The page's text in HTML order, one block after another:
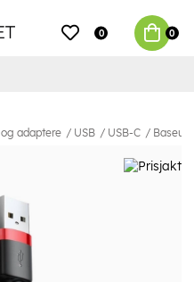
0 0
og adaptere USB USB-C Baseus